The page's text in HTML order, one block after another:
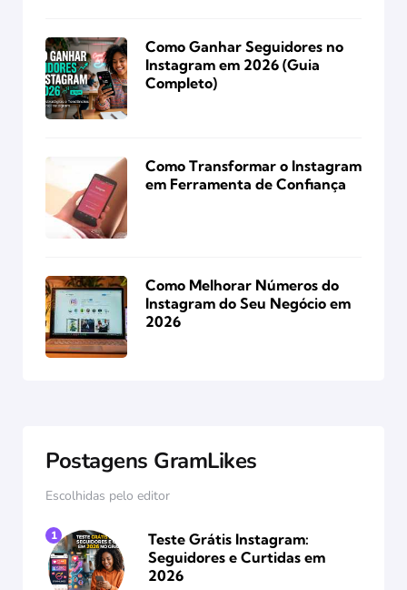
Como Ganhar Seguidores no
Instagram em 2026 (Guia
Completo)
Como Transformar o Instagram
em Ferramenta de Confiança
Como Melhorar Números do
Instagram do Seu Negócio em
2026
Postagens GramLikes
Escolhidas pelo editor
Teste Grátis Instagram:
Seguidores e Curtidas em
2026